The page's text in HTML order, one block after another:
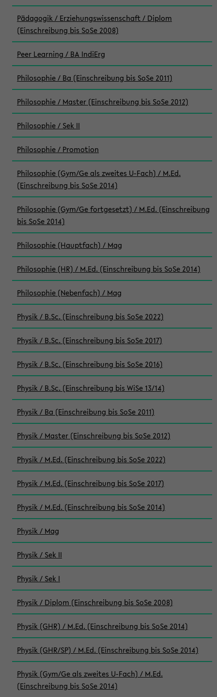
Pädagogik / Erziehungswissenschaft / Diplom
(Einschreibung bis SoSe 2008)
Peer Learning / BA IndiErg
Philosophie / Ba (Einschreibung bis SoSe 2011)
Philosophie / Master (Einschreibung bis SoSe 2012)
Philosophie / Sek II
Philosophie / Promotion
Philosophie (Gym/Ge als zweites U-Fach) / M.Ed.
(Einschreibung bis SoSe 2014)
Philosophie (Gym/Ge fortgesetzt) / M.Ed. (Einschreibung
bis SoSe 2014)
Philosophie (Hauptfach) / Mag
Philosophie (HR) / M.Ed. (Einschreibung bis SoSe 2014)
Philosophie (Nebenfach) / Mag
Physik / B.Sc. (Einschreibung bis SoSe 2022)
Physik / B.Sc. (Einschreibung bis SoSe 2017)
Physik / B.Sc. (Einschreibung bis SoSe 2016)
Physik / B.Sc. (Einschreibung bis WiSe 13/14)
Physik / Ba (Einschreibung bis SoSe 2011)
Physik / Master (Einschreibung bis SoSe 2012)
Physik / M.Ed. (Einschreibung bis SoSe 2022)
Physik / M.Ed. (Einschreibung bis SoSe 2017)
Physik / M.Ed. (Einschreibung bis SoSe 2014)
Physik / Mag
Physik / Sek II
Physik / Sek I
Physik / Diplom (Einschreibung bis SoSe 2008)
Physik (GHR) / M.Ed. (Einschreibung bis SoSe 2014)
Physik (GHR/SP) / M.Ed. (Einschreibung bis SoSe 2014)
Physik (Gym/Ge als zweites U-Fach) / M.Ed.
(Einschreibung bis SoSe 2014)